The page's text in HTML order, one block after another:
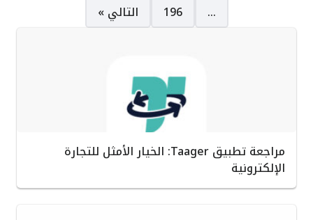
…
196 التالي »
مراجعة تطبيق Taager: الخيار الأمثل للتجارة
الإلكترونية